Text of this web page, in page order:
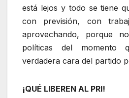
está lejos y todo se tiene
con previsión, con
aprovechando, porque
políticas del momento
verdadera cara del partido
¡QUÉ LIBEREN AL PRI!